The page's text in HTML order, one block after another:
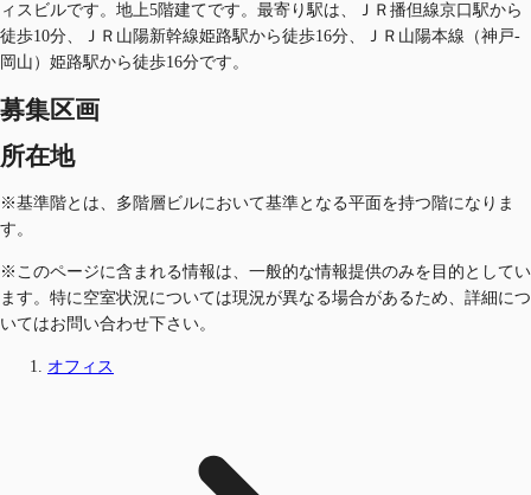
ィスビルです。地上5階建てです。最寄り駅は、ＪＲ播但線京口駅から
徒歩10分、ＪＲ山陽新幹線姫路駅から徒歩16分、ＪＲ山陽本線（神戸-
岡山）姫路駅から徒歩16分です。
募集区画
所在地
※基準階とは、多階層ビルにおいて基準となる平面を持つ階になりま
す。
※このページに含まれる情報は、一般的な情報提供のみを目的としてい
ます。特に空室状況については現況が異なる場合があるため、詳細につ
いてはお問い合わせ下さい。
オフィス